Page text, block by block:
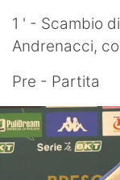
1 ' - Scambio
Andrenacci,
Pre - Partita